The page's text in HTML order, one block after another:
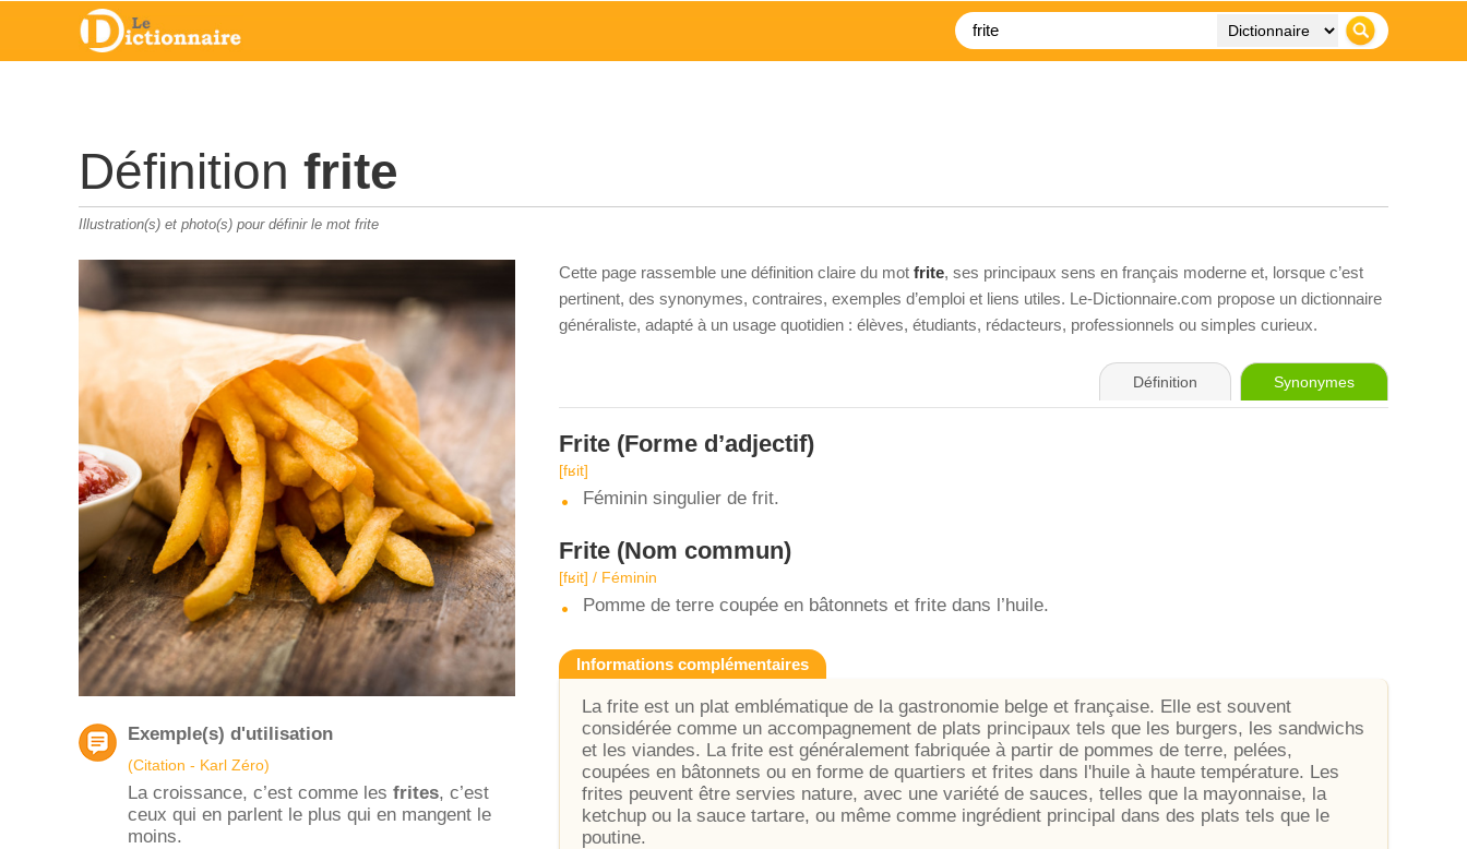
Définition frite
Illustration(s) et photo(s) pour définir le mot frite
Exemple(s) d'utilisation
(Citation - Karl Zéro)
La croissance, c’est comme les frites, c’est
ceux qui en parlent le plus qui en mangent le
moins.
Cette page rassemble une définition claire du mot frite, ses principaux sens en français moderne et, lorsque c’est
pertinent, des synonymes, contraires, exemples d’emploi et liens utiles. Le-Dictionnaire.com propose un dictionnaire
généraliste, adapté à un usage quotidien : élèves, étudiants, rédacteurs, professionnels ou simples curieux.
Définition Synonymes
Frite (Forme d’adjectif)
[fʁit]
Féminin singulier de frit.
Frite (Nom commun)
[fʁit] / Féminin
Pomme de terre coupée en bâtonnets et frite dans l’huile.
Informations complémentaires
La frite est un plat emblématique de la gastronomie belge et française. Elle est souvent
considérée comme un accompagnement de plats principaux tels que les burgers, les sandwichs
et les viandes. La frite est généralement fabriquée à partir de pommes de terre, pelées,
coupées en bâtonnets ou en forme de quartiers et frites dans l'huile à haute température. Les
frites peuvent être servies nature, avec une variété de sauces, telles que la mayonnaise, la
ketchup ou la sauce tartare, ou même comme ingrédient principal dans des plats tels que le
poutine.